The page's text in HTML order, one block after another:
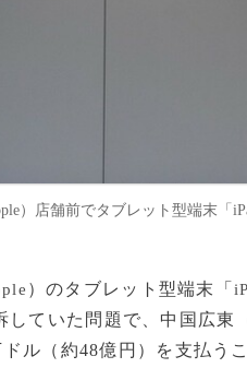
）店舗前でタブレット型端末「
）のタブレット型端末「
していた問題で、中国広東
ル（約48億円）を支払う